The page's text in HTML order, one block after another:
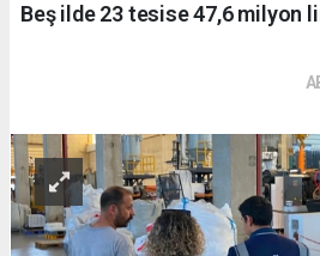
Beş ilde 23 tesise 47,6 milyon